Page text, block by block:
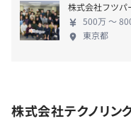
株式会社フツパ
500万 〜
東京都
株式会社テクノリン